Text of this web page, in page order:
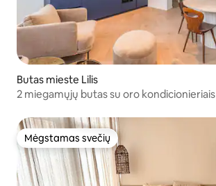
Butas mieste Lilis
2 miegamųjų butas su oro kondicionieriais
Mėgstamas svečių
Mėgstamas svečių